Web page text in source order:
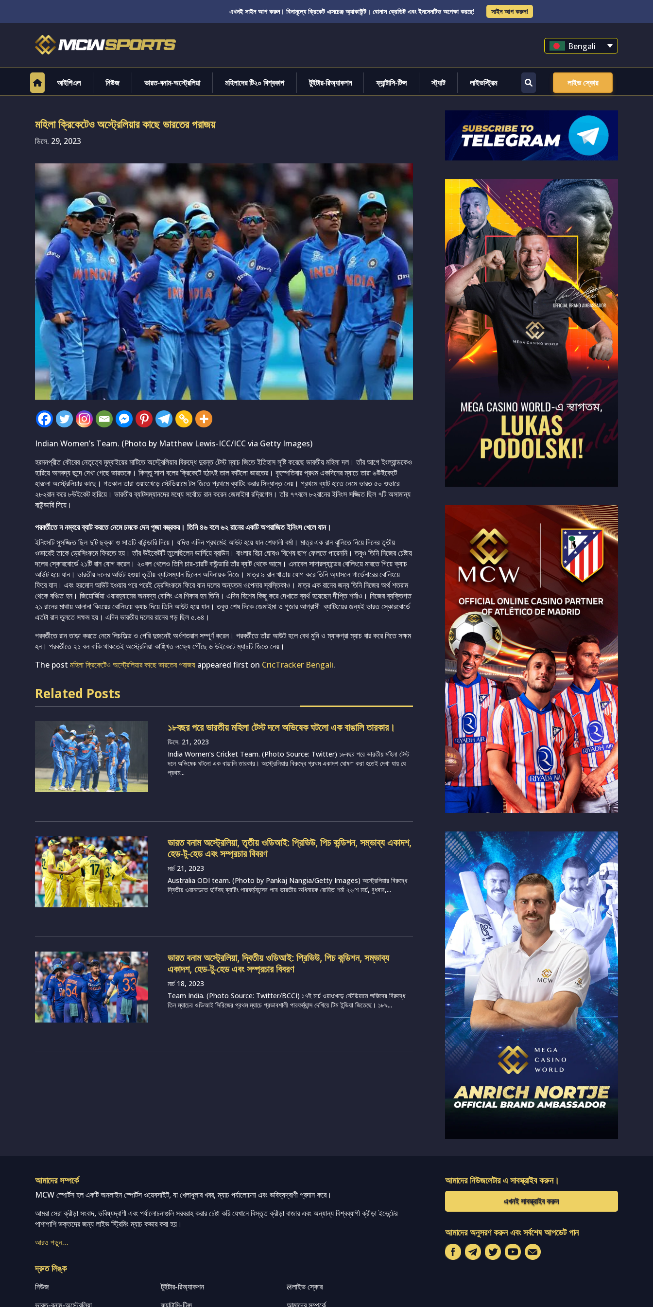
এখনই সাইন আপ করুন। বিনামূল্যে ক্রিকেট এক্সচেঞ্জ অ্যাকাউন্ট। বোনাস ক্রেডিট এবং ইনসেনটিভ অপেক্ষা করছে! সাইন আপ করুন!
Bengali
আইপিএল নিউজ ভারত-বনাম-অস্ট্রেলিয়া মহিলাদের টি২০ বিশ্বকাপ টুইটার-রিঅ্যাকশন ফ্যান্টাসি-টিপ্স স্ট্যাট লাইভস্ট্রিম লাইভ স্কোর
মহিলা ক্রিকেটেও অস্ট্রেলিয়ার কাছে ভারতের পরাজয়
ডিসে. 29, 2023
Indian Women’s Team. (Photo by Matthew Lewis-ICC/ICC via Getty Images)
হরমনপ্রীত কৌরের নেতৃত্বে মুম্বাইয়ের মাটিতে অস্ট্রেলিয়ার বিরুদ্ধে দুরন্ত টেস্ট ম্যাচ জিতে ইতিহাস সৃষ্টি করেছে ভারতীয় মহিলা দল। তাঁর আগে ইংল্যান্ডকেও
হারিয়ে অনবদ্য ছন্দে দেখা গেছে ভারতকে। কিন্তু সাদা বলের ক্রিকেটে হঠাৎই তাল কাটলো ভারতের। বৃহস্পতিবার প্রথম একদিনের ম্যাচে তারা ৬উইকেটে
হারলো অস্ট্রেলিয়ার কাছে। গতকাল তারা ওয়াংখেড়ে স্টেডিয়ামে টস জিতে প্রথমে ব্যাটিং করার সিদ্ধান্ত নেয়। প্রথমে ব্যাট হাতে নেমে ভারত ৫০ ওভারে
২৮২রান করে ৮উইকেট হারিয়ে। ভারতীয় ব্যাটসম্যানদের মধ্যে সর্বোচ্চ রান করেন জেমাইমা রদ্রিগেস। তাঁর ৭৭বলে ৮২রানের ইনিংস সজ্জিত ছিল ৭টি অসামান্য
বাউন্ডারি দিয়ে।
পরবর্তীতে ন নম্বরে ব্যাট করতে নেমে চমকে দেন পূজা বস্ত্রকর। তিনি ৪৬ বলে ৬২ রানের একটি অপরাজিত ইনিংস খেলে যান।
ইনিংসটি সুসজ্জিত ছিল দুটি ছক্কা ও সাতটি বাউন্ডারি দিয়ে। যদিও এদিন প্রথমেই আউট হয়ে যান শেফালী বর্মা। মাত্র এক রান ঝুলিতে নিয়ে দিনের তৃতীয়
ওভারেই তাকে ড্রেসিংরুমে ফিরতে হয়। তাঁর উইকেটটি তুলেছিলেন ডার্সিয়ে ব্রাউন। বাংলার রিচা ঘোষও বিশেষ ছাপ ফেলতে পারেননি। তবুও তিনি নিজের চেষ্টায়
দলের স্কোরবোর্ডে ২১টি রান যোগ করেন। ২০বল খেলেও তিনি চার-চারটি বাউন্ডারি তাঁর ব্যাট থেকে আসে। এনাবেল সাদারল্যান্ডের বোলিংয়ে মারতে গিয়ে ক্যাচ
আউট হয়ে যান। ভারতীয় দলের আউট হওয়া তৃতীয় ব্যাটসম্যান ছিলেন অধিনায়ক নিজে। মাত্র ৯ রান খাতায় যোগ করে তিনি অ্যাসলে গার্ডেনারের বোলিংয়ে
ফিরে যান। এবং হরমোন আউট হওয়ার পরে পরেই ড্রেসিংরুমে ফিরে যান দলের অন্যতম ওপেনার স্বস্তিকাও। মাত্র এক রানের জন্য তিনি নিজের অর্থ শতরাম
থেকে বঞ্চিত হন। জিয়োর্জিয়া ওয়ারহ্যামের অনবদ্য বোলিং এর শিকার হন তিনি। এদিন বিশেষ কিছু করে দেখাতে ব্যর্থ হয়েছেন দীপ্তি শর্মাও। নিজের ব্যক্তিগত
২১ রানের মাথায় আলানা কিংয়ের বোলিংয়ে ক্যাচ দিয়ে তিনি আউট হয়ে যান। তবুও শেষ দিকে জেমাইমা ও পূজার আগ্রাসী ব্যাটিংয়ের জন্যই ভারত স্কোরবোর্ডে
এতটা রান তুলতে সক্ষম হয়। এদিন ভারতীয় দলের রানের গড় ছিল ৫.৬৪।
পরবর্তীতে রান তাড়া করতে নেমে লিচফিল্ড ও পেরি দুজনেই অর্ধশতরান সম্পূর্ণ করেন। পরবর্তীতে তাঁরা আউট হলে বেথ মুনি ও ম্যাকগ্রা ম্যাচ বার করে নিতে সক্ষম
হন। পরবর্তীতে ২১ বল বাকি থাকতেই অস্ট্রেলিয়া কাঙ্খিত লক্ষ্যে পৌঁছে ৬ উইকেটে ম্যাচটি জিতে নেয়।
The post মহিলা ক্রিকেটেও অস্ট্রেলিয়ার কাছে ভারতের পরাজয় appeared first on CricTracker Bengali.
Related Posts
১৮বছর পরে ভারতীয় মহিলা টেস্ট দলে অভিষেক ঘটলো এক বাঙালি তারকার।
ডিসে. 21, 2023
India Women’s Cricket Team. (Photo Source: Twitter) ১৮বছর পরে ভারতীয় মহিলা টেস্ট
দলে অভিষেক ঘটলো এক বাঙালি তারকার। অস্ট্রেলিয়ার বিরুদ্ধে প্রথম একাদশ ঘোষণা করা হতেই দেখা যায় যে
প্রথম...
ভারত বনাম অস্ট্রেলিয়া, তৃতীয় ওডিআই: প্রিভিউ, পিচ কন্ডিশন, সম্ভাব্য একাদশ,
হেড-টু-হেড এবং সম্প্রচার বিবরণ
মার্চ 21, 2023
Australia ODI team. (Photo by Pankaj Nangia/Getty Images) অস্ট্রেলিয়ার বিরুদ্ধে
দ্বিতীয় ওয়ানডেতে দুর্বিষহ ব্যাটিং পারফর্ম্যান্সের পরে ভারতীয় অধিনায়ক রোহিত শর্মা ২২শে মার্চ, বুধবার,...
ভারত বনাম অস্ট্রেলিয়া, দ্বিতীয় ওডিআই: প্রিভিউ, পিচ কন্ডিশন, সম্ভাব্য
একাদশ, হেড-টু-হেড এবং সম্প্রচার বিবরণ
মার্চ 18, 2023
Team India. (Photo Source: Twitter/BCCI) ১৭ই মার্চ ওয়াংখেড়ে স্টেডিয়ামে অজিদের বিরুদ্ধে
তিন ম্যাচের ওডিআই সিরিজের প্রথম ম্যাচে প্রভাবশালী পারফর্ম্যান্স দেখিয়ে টিম ইন্ডিয়া জিতেছে। ১৮৯...
আমাদের সম্পর্কে
MCW স্পোর্টস হল একটি অনলাইন স্পোর্টস ওয়েবসাইট, যা খেলাধুলার খবর, ম্যাচ পর্যালোচনা এবং ভবিষ্যদ্বাণী প্রদান করে।
আমরা সেরা ক্রীড়া সংবাদ, ভবিষ্যদ্বাণী এবং পর্যালোচনাগুলি সরবরাহ করার চেষ্টা করি যেখানে বিস্তৃত ক্রীড়া বাজার এবং অন্যান্য বিশ্বব্যাপী ক্রীড়া ইভেন্টের
পাশাপাশি ভক্তদের জন্য লাইভ স্ট্রিমিং ম্যাচ কভার করা হয়।
আরও পড়ুন…
দ্রুত লিঙ্ক
নিউজ টুইটার-রিঅ্যাকশন
लলাইভ স্কোর
আমাদের নিউজলেটার এ সাবস্ক্রাইব করুন।
এখনই সাবস্ক্রাইব করুন
আমাদের অনুসরণ করুন এবং সর্বশেষ আপডেট পান